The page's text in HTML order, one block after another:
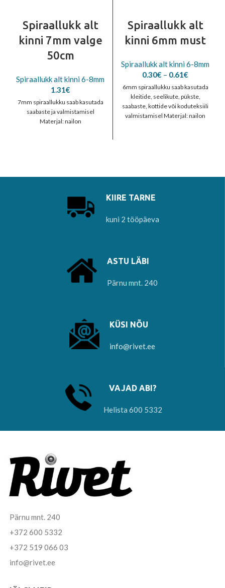
Spiraallukk alt
kinni 7mm valge
50cm
Spiraallukk alt kinni 6-8mm
1.31€
7mm spiraallukku saab kasutada
saabaste ja valmistamisel
Materjal: nailon
Spiraallukk alt
kinni 6mm must
Spiraallukk alt kinni 6-8mm
0.30€ – 0.61€
range:
0.30€
through
0.61€
6mm spiraallukku saab kasutada
kleitide, seelikute, pükste,
saabaste, kottide või koduteksiili
valmistamisel Materjal: nailon
KIIRE TARNE
kuni 2 tööpäeva
ASTU LÄBI
Pärnu mnt. 240
KÜSI NÕU
info@rivet.ee
VAJAD ABI?
Helista 600 5332
Pärnu mnt. 240
+372 600 5332
+372 519 066 03
info@rivet.ee